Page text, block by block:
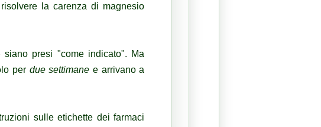
la carenza di magnesio
presi "come indicato". Ma
per due settimane e arrivano a
sulle etichette dei farmaci